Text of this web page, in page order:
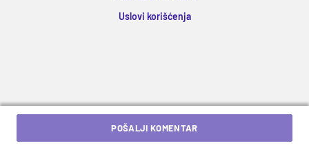
Uslovi korišćenja
POŠALJI KOMENTAR